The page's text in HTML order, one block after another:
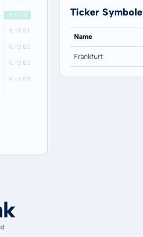
Ticker Symbole
Name
Frankfurt